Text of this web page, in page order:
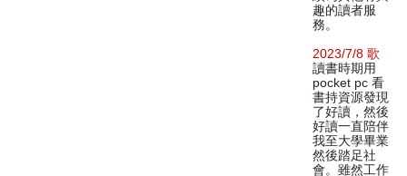
趣的讀者服
務。
2023/7/8 歌
讀書時期用
pocket pc 看
書持資源發現
了好讀，然後
好讀一直陪伴
我至大學畢業
然後踏足社
會。雖然工作